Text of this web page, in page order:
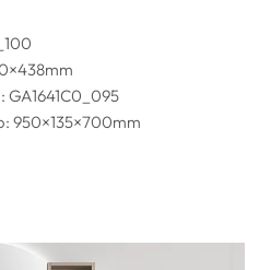
GA1641C0_095
950×135×700mm